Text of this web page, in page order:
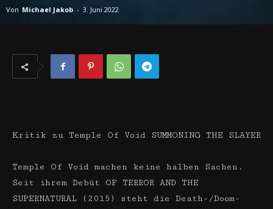
Von Michael Jakob - 3. Juni 2022
Kritik zu Temple Of Void SUMMONING THE SLAYER
Temple Of Void machen keine halben Sachen.
Seit ihrem Debüt OF TERROR AND THE
SUPERNATURAL (2015) steht die Death-/Doom-